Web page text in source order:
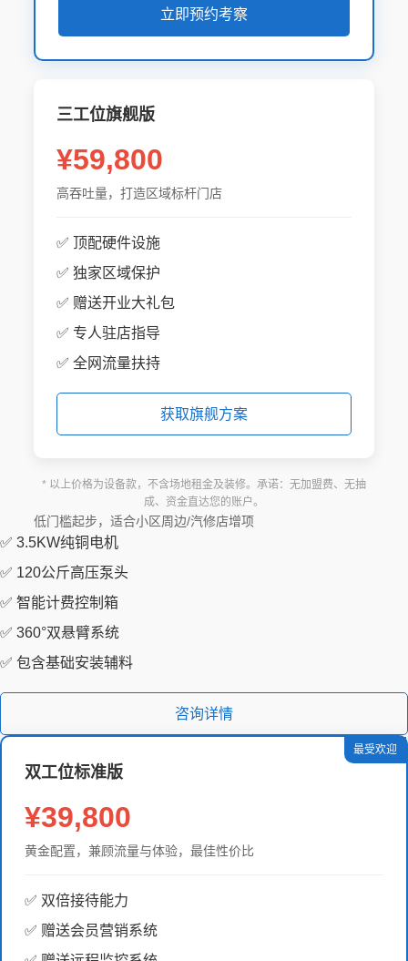
立即预约考察
三工位旗舰版
¥59,800
高吞吐量，打造区域标杆门店
✅ 顶配硬件设施
✅ 独家区域保护
✅ 赠送开业大礼包
✅ 专人驻店指导
✅ 全网流量扶持
获取旗舰方案
* 以上价格为设备款，不含场地租金及装修。承诺：无加盟费、无抽
成、资金直达您的账户。
低门槛起步，适合小区周边/汽修店增项
✅ 3.5KW纯铜电机
✅ 120公斤高压泵头
✅ 智能计费控制箱
✅ 360°双悬臂系统
✅ 包含基础安装辅料
咨询详情
最受欢迎
双工位标准版
¥39,800
黄金配置，兼顾流量与体验，最佳性价比
✅ 双倍接待能力
✅ 赠送会员营销系统